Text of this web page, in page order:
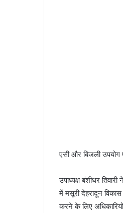
एसी और बिजली उपयोग
उपाध्यक्ष बंशीधर
में मसूरी देहरादून विकास
करने के लिए